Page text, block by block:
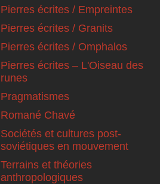
Pierres écrites / Empreintes
Pierres écrites / Granits
Pierres écrites / Omphalos
Pierres écrites – L'Oiseau des
runes
Pragmatismes
Romané Chavé
Sociétés et cultures post-
soviétiques en mouvement
Terrains et théories
anthropologiques